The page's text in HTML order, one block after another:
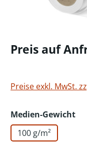
Preis auf
Preise exkl. MwSt.
Medien-Gewicht
100 g/m²